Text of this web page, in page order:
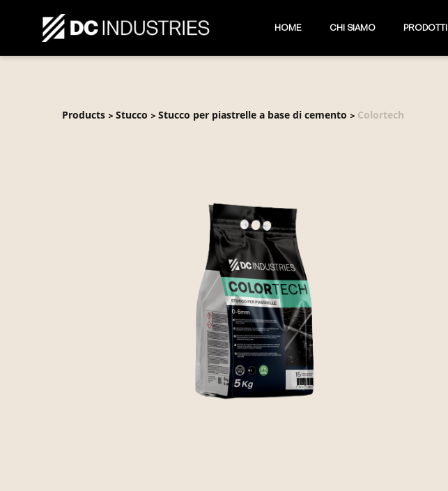
HOME CHI SIAMO PRODOTTI
Products > Stucco > Stucco per piastrelle a base di cemento > Colortech